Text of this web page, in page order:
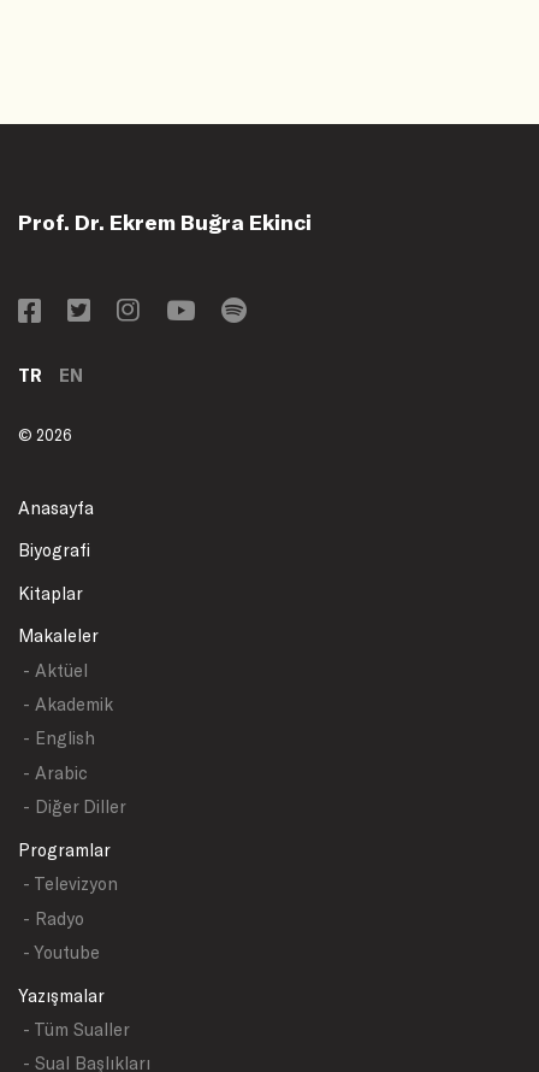
Prof. Dr. Ekrem Buğra Ekinci
TR EN
© 2026
Anasayfa
Biyografi
Kitaplar
Makaleler
- Aktüel
- Akademik
- English
- Arabic
- Diğer Diller
Programlar
- Televizyon
- Radyo
- Youtube
Yazışmalar
- Tüm Sualler
- Sual Başlıkları